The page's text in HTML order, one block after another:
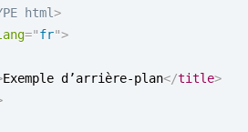
html>
="fr">
Exemple d’arrière-plan</title>